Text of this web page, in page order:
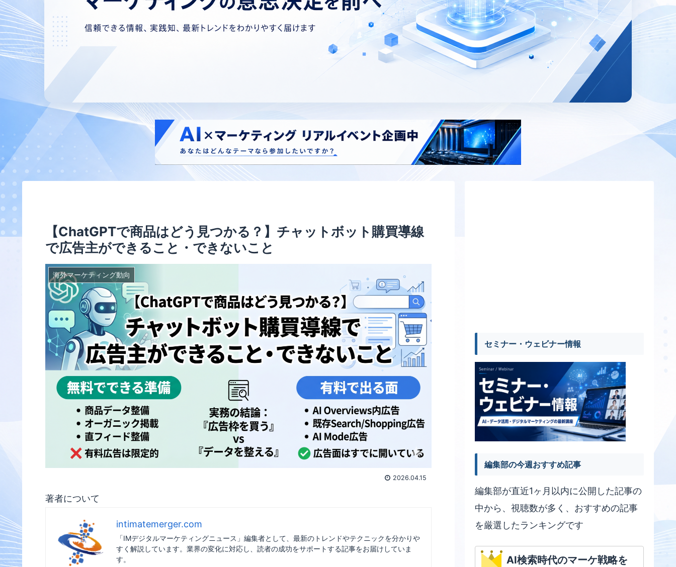
【ChatGPTで商品はどう見つかる？】チャットボット購買導線
で広告主ができること・できないこと
海外マーケティング動向
2026.04.15
著者について
intimatemerger.com
「IMデジタルマーケティングニュース」編集者として、最新のトレンドやテクニックを分かりや
すく解説しています。業界の変化に対応し、読者の成功をサポートする記事をお届けしていま
す。
セミナー・ウェビナー情報
編集部の今週おすすめ記事
編集部が直近1ヶ月以内に公開した記事の
中から、視聴数が多く、おすすめの記事
を厳選したランキングです
AI検索時代のマーケ戦略を